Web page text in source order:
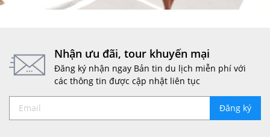
Nhận ưu đãi, tour khuyến mại
Đăng ký nhận ngay Bản tin du lịch miễn phí với
các thông tin được cập nhật liên tục
Đăng ký